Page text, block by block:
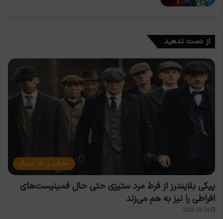
از دست ندهید
معرفی و نقد سریال
پیکی بلایندرز از فرط مرد ستیزی حتی حال فمینیست‌های
افراطی را نیز به هم می‌زند
2026-05-24